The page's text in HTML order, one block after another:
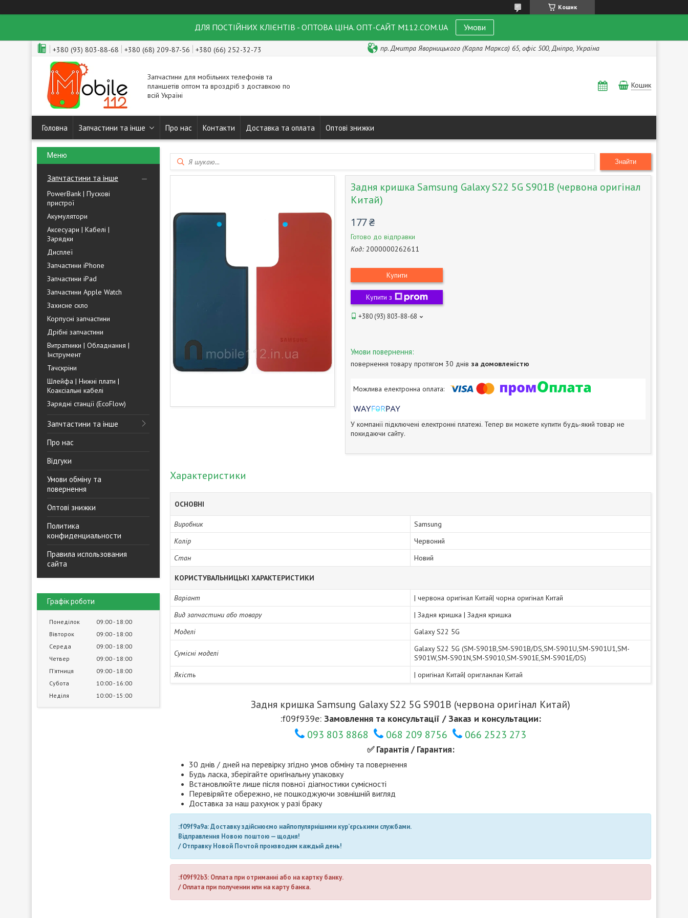
Кошик
ДЛЯ ПОСТІЙНИХ КЛІЄНТІВ - ОПТОВА ЦІНА. ОПТ-САЙТ M112.COM.UA Умови
+380 (93) 803-88-68 +380 (68) 209-87-56 +380 (66) 252-32-73 пр. Дмитра Яворницького (Карла Маркса) 65, офіс 500, Дніпро, Україна
Запчастини для мобільних телефонів та
планшетів оптом та вроздріб з доставкою по
всій Україні
Кошик
Головна Запчастини та інше Про нас Контакти Доставка та оплата Оптові знижки
Запчтастини та інше
PowerBank | Пускові
пристрої
Акумулятори
Аксесуари | Кабелі |
Зарядки
Дисплеї
Запчастини iPhone
Запчастини iPad
Запчастини Apple Watch
Захисне скло
Корпусні запчастини
Дрібні запчастини
Витратники | Обладнання |
Інструмент
Тачскріни
Шлейфа | Нижні плати |
Коаксіальні кабелі
Зарядні станції (EcoFlow)
Запчтастини та інше
Про нас
Відгуки
Умови обміну та
повернення
Оптові знижки
Политика
конфиденциальности
Правила использования
сайта
Графік роботи
Понеділок 09:00 18:00
Вівторок
09:00 18:00
Середа
09:00 18:00
Четвер
09:00 18:00
Пʼятниця
09:00 18:00
Субота
10:00 16:00
Неділя
10:00 15:00
Знайти
Задня кришка Samsung Galaxy S22 5G S901B (червона оригінал
Китай)
177 ₴
Готово до відправки
Код: 2000000262611
Купити
Купити з
+380 (93) 803-88-68
повернення товару протягом 30 днів за домовленістю
У компанії підключені електронні платежі. Тепер ви можете купити будь-який товар не
покидаючи сайту.
Характеристики
ОСНОВНІ
Виробник
Samsung
Колір
Червоний
Стан
Новий
КОРИСТУВАЛЬНИЦЬКІ ХАРАКТЕРИСТИКИ
Варіант
| червона оригінал Китай| чорна оригінал Китай
Вид запчастини або товару
| Задня кришка | Задня кришка
Моделі
Galaxy S22 5G
Сумісні моделі
Galaxy S22 5G (SM-S901B,SM-S901B/DS,SM-S901U,SM-S901U1,SM-
S901W,SM-S901N,SM-S9010,SM-S901E,SM-S901E/DS)
Якість
| оригінал Китай| оригланлан Китай
Задня кришка Samsung Galaxy S22 5G S901B (червона оригінал Китай)
:f09f939e: Замовлення та консультації / Заказ и консультации:
093 803 8868 068 209 8756 066 2523 273
✅ Гарантія / Гарантия:
30 днів / дней на перевірку згідно умов обміну та повернення
Будь ласка, зберігайте оригінальну упаковку
Встановлюйте лише після повної діагностики сумісності
Перевіряйте обережно, не пошкоджуючи зовнішній вигляд
Доставка за наш рахунок у разі браку
:f09f9a9a: Доставку здійснюємо найпопулярнішими кур’єрськими службами.
Відправлення Новою поштою — щодня!
/ Отправку Новой Почтой производим каждый день!
:f09f92b3: Оплата при отриманні або на картку банку.
/ Оплата при получении или на карту банка.